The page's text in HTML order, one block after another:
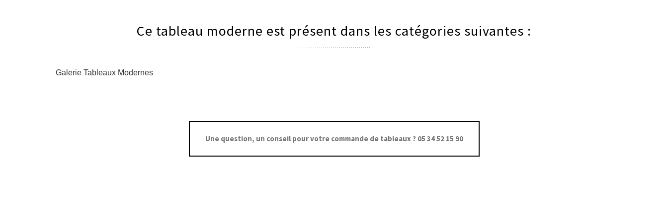
Ce tableau moderne est présent dans les catégories suivantes :
Galerie Tableaux Modernes
Une question, un conseil pour votre commande de tableaux ? 05 34 52 15 90